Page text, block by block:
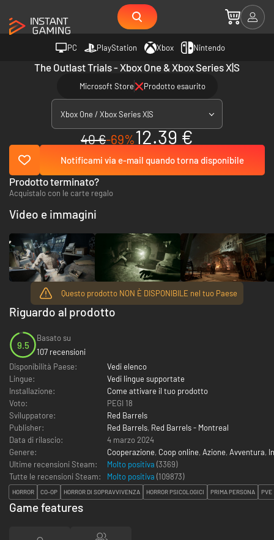
PC PlayStation Xbox Nintendo
The Outlast Trials - Xbox One & Xbox Series X|S
Microsoft Store Prodotto esaurito
Xbox One / Xbox Series X|S
40 €-69%12.39 €
Notificami via e-mail quando torna disponibile
Questo prodotto NON È DISPONIBILE nel tuo Paese
Prodotto terminato?
Acquistalo con le carte regalo
Riguardo al prodotto
9.5
Basato su
107 recensioni
Disponibilità Paese:
Vedi elenco
Lingue:
Vedi lingue supportate
Installazione:
Come attivare il tuo prodotto
Voto:
PEGI 18
Sviluppatore:
Red Barrels
Publisher:
Red Barrels, Red Barrels - Montreal
Data di rilascio:
4 marzo 2024
Genere:
Cooperazione, Coop online, Azione, Avventura,
Ultime recensioni Steam:
Molto positiva (3369)
Tutte le recensioni Steam:
Molto positiva (109873)
HORROR CO-OP HORROR DI SOPRAVVIVENZA HORROR PSICOLOGICI PRIMA PERSONA PVE
Video e immagini
Game features